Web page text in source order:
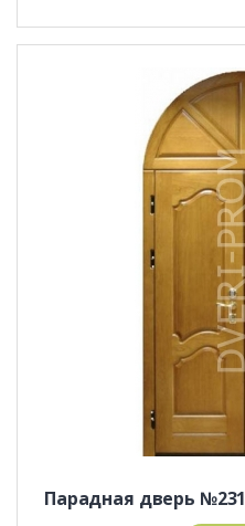
Парадная дверь №231